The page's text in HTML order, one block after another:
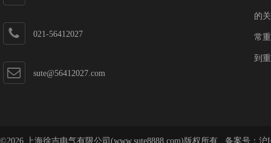
021-56412027
sute@56412027.com
的
常
到
©2026 上海徐吉电气有限公司(www.sute8888.com)版权所有 备案号： 沪